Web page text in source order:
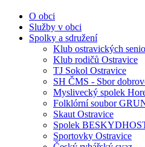
O obci
Služby v obci
Spolky a sdružení
Klub ostravických
Klub rodičů Ostravice
TJ Sokol Ostravice
SH ČMS - Sbor
Myslivecký spolek
Folklórní soubor
Skaut Ostravice
Spolek
Sportovky Ostravice